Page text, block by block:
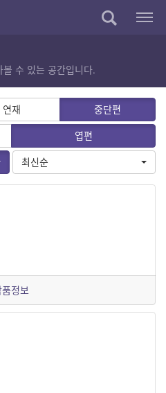
수 있는 공간입니다.
연재
중단편
엽편
최신순
품정보